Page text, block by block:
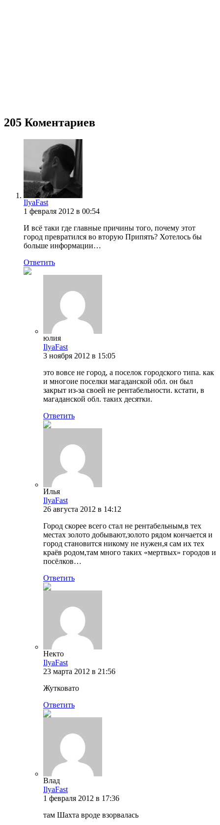
205 Коментариев
IlyaFast
1 февраля 2012 в 00:54
И всё таки где главные причины того, почему этот
город превратился во вторую Припять? Хотелось бы
больше информации…
Ответить
юлия
IlyaFast
3 ноября 2012 в 15:05
это вовсе не город, а поселок городского типа. как
и многоие поселки магаданской обл. он был
закрыт из-за своей не рентабельности. кстати, в
магаданской обл. таких десятки.
Ответить
Илья
IlyaFast
26 августа 2012 в 14:12
Город скорее всего стал не рентабельным,в тех
местах золото добывают,золото рядом кончается и
город становится никому не нужен,я сам их тех
краёв родом,там много таких «мертвых» городов и
посёлков…
Ответить
Некто
IlyaFast
23 марта 2012 в 21:56
Жутковато
Ответить
Влад
IlyaFast
1 февраля 2012 в 17:36
там Шахта вроде взорвалась